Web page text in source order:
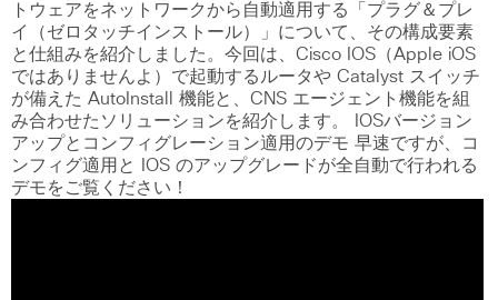
トウェアをネットワークから自動適用する「プラグ＆プレ
イ（ゼロタッチインストール）」について、その構成要素
と仕組みを紹介しました。今回は、Cisco IOS（Apple iOS
ではありませんよ）で起動するルータや Catalyst スイッチ
が備えた AutoInstall 機能と、CNS エージェント機能を組
み合わせたソリューションを紹介します。 IOSバージョン
アップとコンフィグレーション適用のデモ 早速ですが、コ
ンフィグ適用と IOS のアップグレードが全自動で行われる
デモをご覧ください！